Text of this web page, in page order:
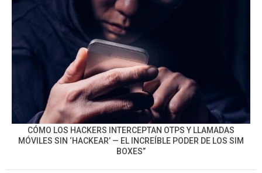
CÓMO LOS HACKERS INTERCEPTAN OTPS Y LLAMADAS
MÓVILES SIN ‘HACKEAR’ — EL INCREÍBLE PODER DE LOS SIM
BOXES”